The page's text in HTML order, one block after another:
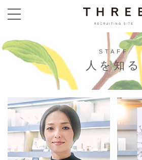
toggle
navigation
STAFF
人を知る